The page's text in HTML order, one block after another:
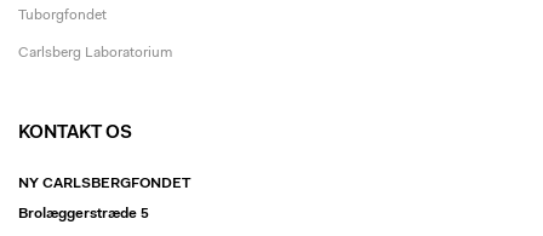
Tuborgfondet
Carlsberg Laboratorium
KONTAKT OS
NY CARLSBERGFONDET
Brolæggerstræde 5